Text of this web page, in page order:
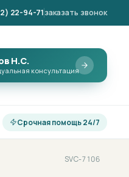
22-94-71заказать звонок
Н.С.
консультация
Срочная помощь 24/7
SVC-7106